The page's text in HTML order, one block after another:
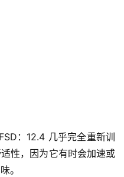
：12.4 几乎完全重新训
性，因为它有时会加速或
。